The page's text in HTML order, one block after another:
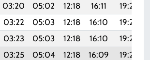
03:20 05:02 12:18 16:11 19:25
03:22 05:03 12:18 16:10 19:24
03:23 05:03 12:18 16:10 19:23
03:25 05:04 12:18 16:09 19:22